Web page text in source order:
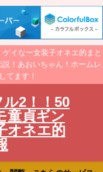
イなー女装子オネエ的まと
！あおいちゃん！ホームレ
てます！
2！！50
童貞ギン
オネエ的